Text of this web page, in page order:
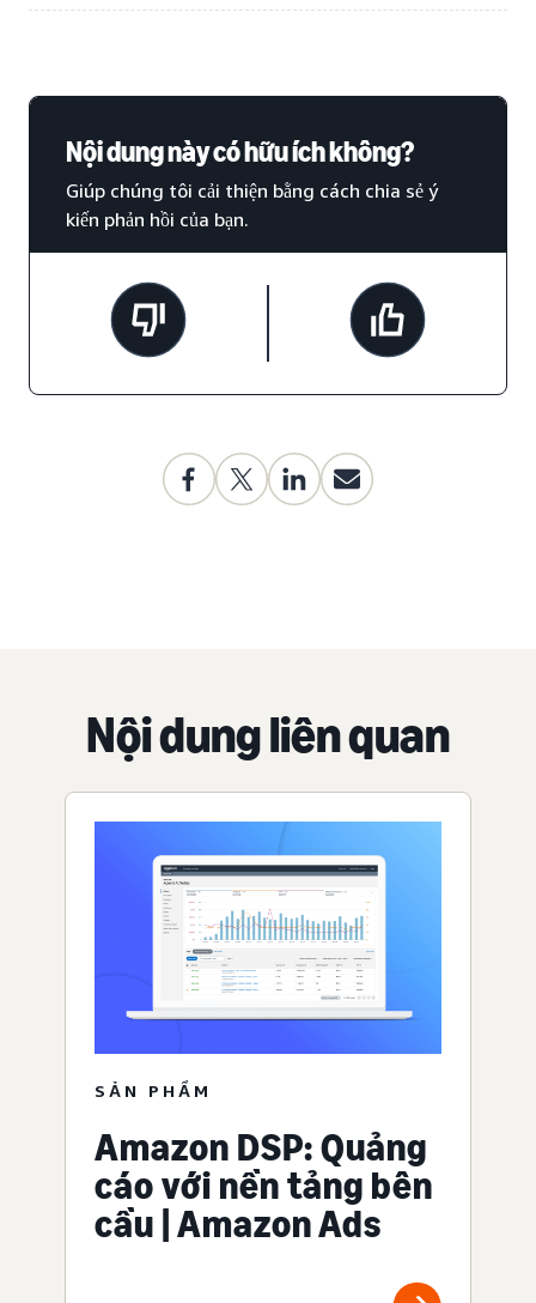
Nội dung này có hữu ích không?
Giúp chúng tôi cải thiện bằng cách chia sẻ ý
kiến phản hồi của bạn.
Nội dung liên quan
SẢN PHẨM
Amazon DSP: Quảng
cáo với nền tảng bên
cầu | Amazon Ads